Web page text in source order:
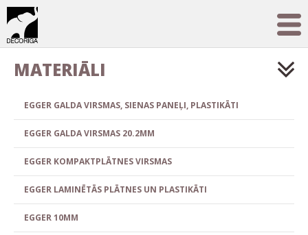
MATERIĀLI
EGGER GALDA VIRSMAS, SIENAS PANEĻI, PLASTIKĀTI
EGGER GALDA VIRSMAS 20.2MM
EGGER KOMPAKTPLĀTNES VIRSMAS
EGGER LAMINĒTĀS PLĀTNES UN PLASTIKĀTI
EGGER 10MM